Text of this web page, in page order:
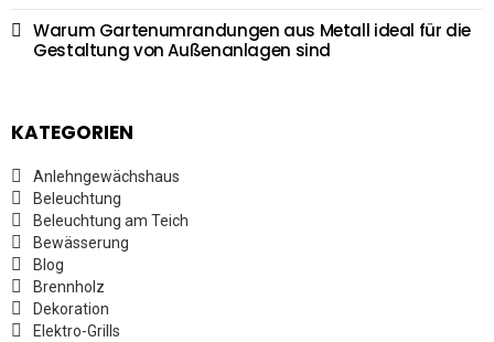
Warum Gartenumrandungen aus Metall ideal für die
Gestaltung von Außenanlagen sind
KATEGORIEN
Anlehngewächshaus
Beleuchtung
Beleuchtung am Teich
Bewässerung
Blog
Brennholz
Dekoration
Elektro-Grills